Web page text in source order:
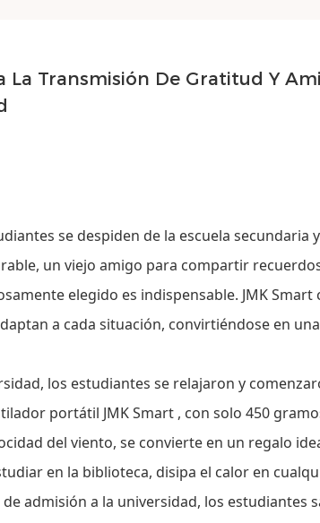
La Transmisión De Gratitud Y
se despiden de la escuela secundaria
un viejo amigo para compartir
elegido es indispensable. JMK Smart
a cada situación, convirtiéndose en una
los estudiantes se relajaron y
portátil JMK Smart, con solo 450
del viento, se convierte en un regalo
en la biblioteca, disipa el calor en
admisión a la universidad, los estudiantes